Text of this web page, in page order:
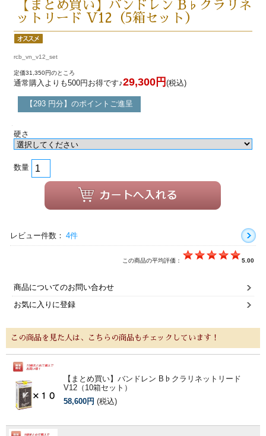
【まとめ買い】バンドレン B♭クラリネ
ットリード V12（5箱セット）
rcb_vn_v12_set
定価31,350円のところ
通常購入よりも500円お得です♪29,300円 (税込)
【293 円分】のポイントご進呈
硬さ
数量
レビュー件数： 4件
この商品の平均評価： 5.00
商品についてのお問い合わせ
お気に入りに登録
この商品を見た人は、こちらの商品もチェックしています！
【まとめ買い】バンドレン B♭クラリネットリード
V12（10箱セット）
58,600円 (税込)